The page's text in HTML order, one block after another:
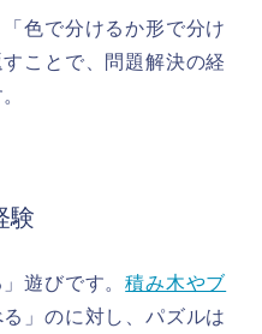
色で分けるか形で分け
ことで、問題解決の経
験
遊びです。積み木やブ
」のに対し、パズルは